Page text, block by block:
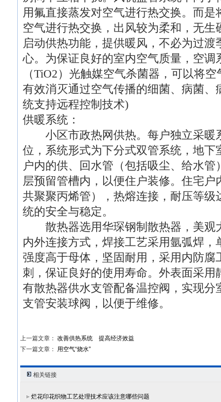
用氟直接蒸发对空气进行热交换。而
空气进行热交换，出风较为柔和，无
启动供热功能，提供暖风，不必为过
心。为保证良好的室内空气质量，空调
（TiO2）光触媒空气杀菌器，可以将
有效消灭通过空气传播的细菌、病菌、
统支持远程控制技术)
供暖系统：
小区市政热网供热。每户独立采暖
位，系统形式为下分式双管系统，地下
户内的供、回水管（包括吸尘、给水
层预留管槽内，以便住户装修。住宅户
共聚聚丙烯管），热熔连接，耐压等级
统的安全与稳定。
散热器选用华琛钢制散热器，美观
内外连接方式，焊接工艺采用氩弧焊
强度高于母体，坚固耐用，采用内防腐
刺，保证良好的使用寿命。外表面采用
有散热器供水支管配备温控阀，实现分
支管安装球阀，以便于维修。
上一篇文章： 改善供热系统 提高经济效益
下一篇文章： 用空气“烧水”
相关链接
烂花印花织物工艺处理技术应该注意哪些问题